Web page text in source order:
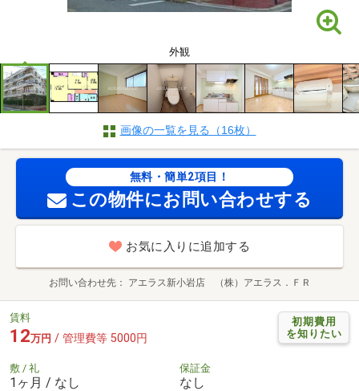
外観
画像の一覧を見る（16枚）
無料・簡単2項目！
この物件にお問い合わせする
お気に入りに追加する
お問い合わせ先 アエラス新小岩店 （株）アエラス．ＦＲ
初期費用
を知りたい
賃料
12万円 / 管理費等 5000円
敷 / 礼
1ヶ月 / なし
保証金
なし